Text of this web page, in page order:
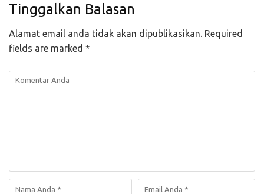
Tinggalkan Balasan
Alamat email anda tidak akan dipublikasikan. Required
fields are marked *